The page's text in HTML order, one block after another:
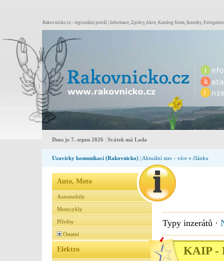
Rakovnicko.cz - regionální portál | Informace, Zprávy, Akce, Katalog firem, Inzeráty,
Dnes je 7. srpen 2026 Svátek má Lada
Uzavírky komunikací (Rakovnicko) | Aktuální stav - více v článku
Auto, Moto
Automobily
Motocykly
Přívěsy
Ostatní
Elektro
Typy inzerátů ·
KAIP -